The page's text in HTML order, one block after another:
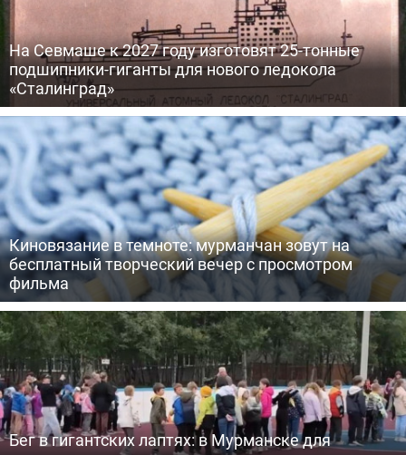
На Севмаше к 2027 году изготовят 25-тонные
подшипники-гиганты для нового ледокола
«Сталинград»
Киновязание в темноте: мурманчан зовут на
бесплатный творческий вечер с просмотром
фильма
Бег в гигантских лаптях: в Мурманске для